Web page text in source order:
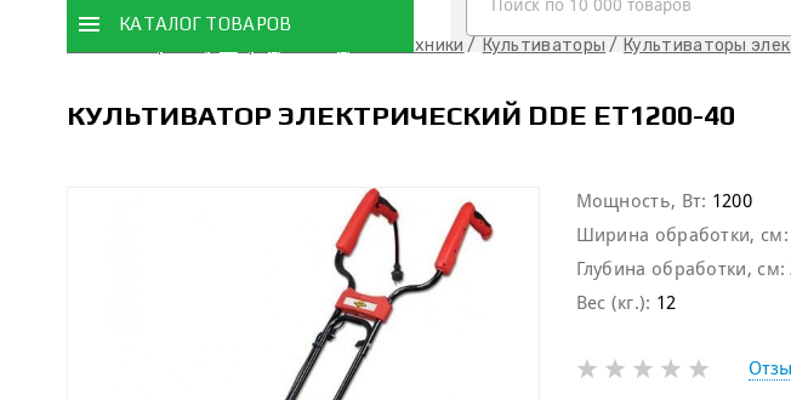
КАТАЛОГ ТОВАРОВ
Продажа садовой техники Культиваторы Культиваторы
КУЛЬТИВАТОР ЭЛЕКТРИЧЕСКИЙ DDE ET1200-40
Мощность, Вт: 1200
Ширина обработки, см:
Глубина обработки, см:
Вес (кг.): 12